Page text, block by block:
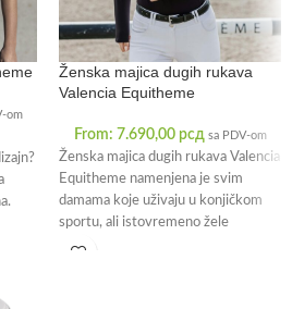
om
Ženska majica dugih rukava
Valencia Equitheme
From: 7.690,00 рсд sa PDV-om
Ženska majica dugih rukava Valencia
Equitheme namenjena je svim
damama koje uživaju u konjičkom
sportu, ali istovremeno žele
izgledati elegantno